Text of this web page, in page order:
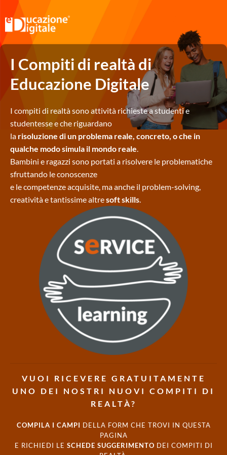
I Compiti di realtà di
Educazione Digitale
I compiti di realtà sono attività richieste a studenti e
studentesse e che riguardano
la risoluzione di un problema reale, concreto, o che in
qualche modo simula il mondo reale
Bambini e ragazzi sono portati a risolvere le problematiche
sfruttando le conoscenze
e le competenze acquisite, ma anche il problem-solving,
creatività e tantissime altresoft skills
VUOI RICEVERE GRATUITAMENTE
UNO DEI NOSTRI NUOVI COMPITI DI
REALTÀ?
COMPILA I CAMPI DELLA FORM CHE TROVI IN QUESTA
PAGINA
E RICHIEDI LE SCHEDE SUGGERIMENTO DEI COMPITI DI